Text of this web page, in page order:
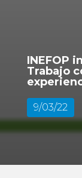
INEFOP
Trabajo
9/03/22